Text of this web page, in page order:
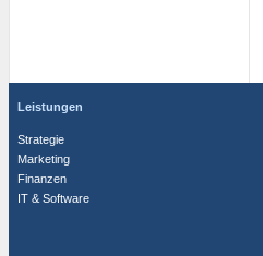
Leistungen
Strategie
Marketing
Finanzen
IT & Software